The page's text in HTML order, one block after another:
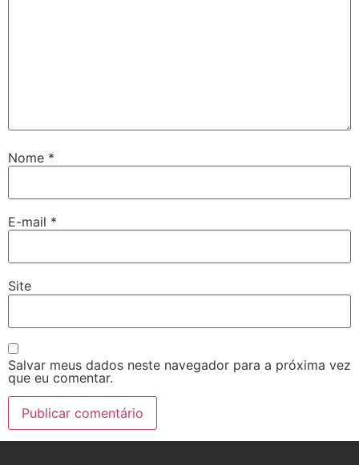
Nome *
E-mail *
Site
Salvar meus dados neste navegador para a próxima vez
que eu comentar.